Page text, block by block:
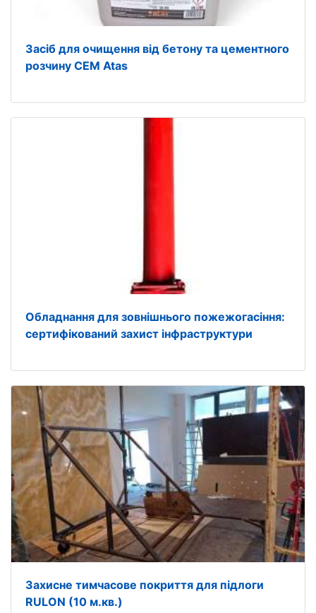
Засіб для очищення від бетону та цементного
розчину CEM Atas
Обладнання для зовнішнього пожежогасіння:
сертифікований захист інфраструктури
Захисне тимчасове покриття для підлоги
RULON (10 м.кв.)